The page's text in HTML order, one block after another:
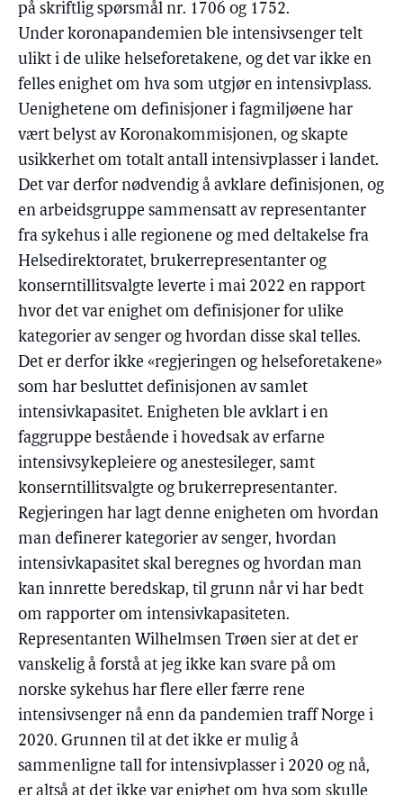
på skriftlig spørsmål nr. 1706 og 1752.
Under koronapandemien ble intensivsenger telt
ulikt i de ulike helseforetakene, og det var ikke en
felles enighet om hva som utgjør en intensivplass.
Uenighetene om definisjoner i fagmiljøene har
vært belyst av Koronakommisjonen, og skapte
usikkerhet om totalt antall intensivplasser i landet.
Det var derfor nødvendig å avklare definisjonen, og
en arbeidsgruppe sammensatt av representanter
fra sykehus i alle regionene og med deltakelse fra
Helsedirektoratet, brukerrepresentanter og
konserntillitsvalgte leverte i mai 2022 en rapport
hvor det var enighet om definisjoner for ulike
kategorier av senger og hvordan disse skal telles.
Det er derfor ikke «regjeringen og helseforetakene»
som har besluttet definisjonen av samlet
intensivkapasitet. Enigheten ble avklart i en
faggruppe bestående i hovedsak av erfarne
intensivsykepleiere og anestesileger, samt
konserntillitsvalgte og brukerrepresentanter.
Regjeringen har lagt denne enigheten om hvordan
man definerer kategorier av senger, hvordan
intensivkapasitet skal beregnes og hvordan man
kan innrette beredskap, til grunn når vi har bedt
om rapporter om intensivkapasiteten.
Representanten Wilhelmsen Trøen sier at det er
vanskelig å forstå at jeg ikke kan svare på om
norske sykehus har flere eller færre rene
intensivsenger nå enn da pandemien traff Norge i
2020. Grunnen til at det ikke er mulig å
sammenligne tall for intensivplasser i 2020 og nå,